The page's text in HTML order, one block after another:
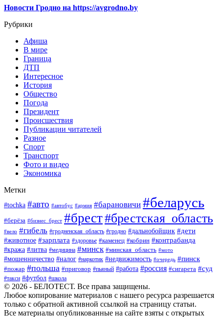
Новости Гродно на https://avgrodno.by
Рубрики
Афиша
В мире
Граница
ДТП
Интересное
История
Общество
Погода
Президент
Происшествия
Публикации читателей
Разное
Спорт
Транспорт
Фото и видео
Экономика
Метки
#tochka #авто #автобус #армия #барановичи #беларусь
#берёза #бизнес_брест #брест#брестская_область
#вело #гибель #гродненская_область #гродно #дальнобойщик #дети
#животное #зарплата #здоровье #каменец #кобрин #контрабанда
#кража #литва #медицина #минск #минская_область #мото
#мошенничество #налог #наркотик #недвижимость #очередь #пинск
#пожар #польша #приговор #пьяный #работа #россия #сигарета #суд
#такси #футбол #школа
© 2026 - БЕЛОТЕСТ. Все права защищены.
Любое копирование материалов с нашего ресурса разрешается
только с обратной активной ссылкой на страницу статьи.
Все материалы опубликованные на сайте взяты с открытых